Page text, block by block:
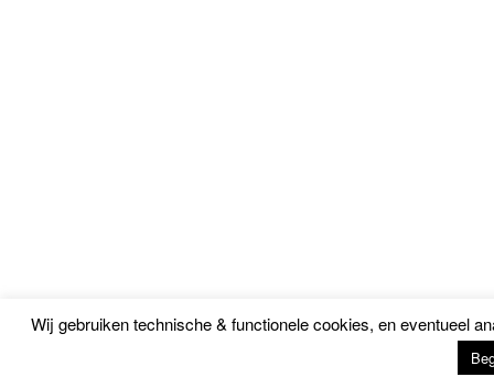
Wij gebruiken technische & functionele cookies, en eventueel